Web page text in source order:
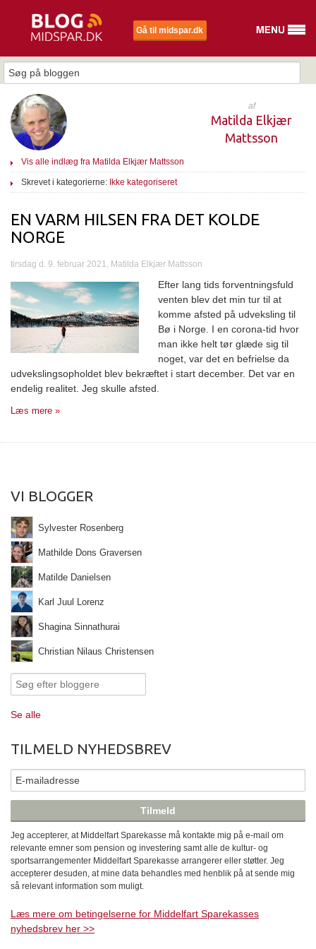
Gå til midspar.dk
af
Matilda Elkjær
Mattsson
Vis alle indlæg fra Matilda Elkjær Mattsson
Skrevet i kategorierne: Ikke kategoriseret
EN VARM HILSEN FRA DET KOLDE
NORGE
tirsdag d. 9. februar 2021, Matilda Elkjær Mattsson
Efter lang tids forventningsfuld
venten blev det min tur til at
komme afsted på udveksling til
Bø i Norge. I en corona-tid hvor
man ikke helt tør glæde sig til
noget, var det en befrielse da
udvekslingsopholdet blev bekræftet i start december. Det var en
endelig realitet. Jeg skulle afsted.
Læs mere »
VI BLOGGER
Sylvester Rosenberg
Mathilde Dons Graversen
Matilde Danielsen
Karl Juul Lorenz
Shagina Sinnathurai
Christian Nilaus Christensen
Se alle
TILMELD NYHEDSBREV
Jeg accepterer, at Middelfart Sparekasse må kontakte mig på e-mail om
relevante emner som pension og investering samt alle de kultur- og
sportsarrangementer Middelfart Sparekasse arrangerer eller støtter. Jeg
accepterer desuden, at mine data behandles med henblik på at sende mig
så relevant information som muligt.
Læs mere om betingelserne for Middelfart Sparekasses
nyhedsbrev her >>